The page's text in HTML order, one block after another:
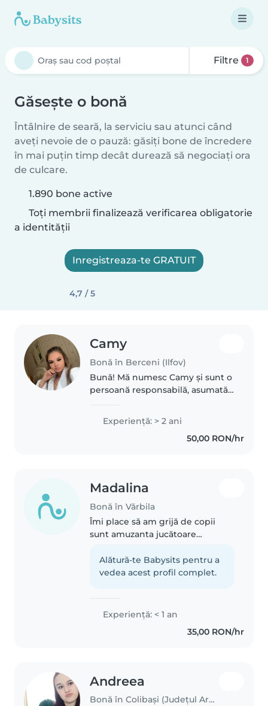
Filtre 1
Găsește o bonă
Întâlnire de seară, la serviciu sau atunci când
aveți nevoie de o pauză: găsiți bone de încredere
în mai puțin timp decât durează să negociați ora
de culcare.
1.890 bone active
Toți membrii finalizează verificarea obligatorie
a identității
Inregistreaza-te GRATUIT
4,7 / 5
Camy
Bonă în Berceni (Ilfov)
Bună! Mă numesc Camy și sunt o
persoană responsabilă, asumată,
copiii și îmi place să contribui la
dezvoltarea lor într-un mediu
Experienţă: > 2 ani
50,00 RON/hr
Madalina
Bonă în Vărbila
Îmi place să am grijă de copii
sunt amuzanta jucătoare
Alătură-te Babysits pentru a
vedea acest profil complet.
Experienţă: < 1 an
35,00 RON/hr
Andreea
Bonă în Colibași (Județul Argeș)